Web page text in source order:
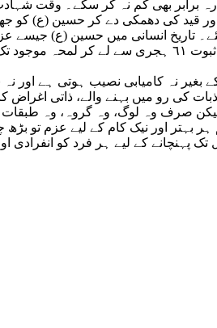
ذرہ برابر بھی کم نہ کر سکے۔ وقت
قید کی دھمکی دے کر حسین (ع) کو
تاریخ انسانی میں حسین (ع) جیسے
حسینی عزم کا ایک بڑا اور بیّن
بغیر نہ کامیابی نصیب ہوتی ہے اور
کی رو میں بہنے والے، ذاتی
صرف وہ لوگ، وہ گروہ، وہ طبقات
بہتر اور نیک کام کے لیے عزم تو
پہنچانے کے لیے ہر فرد کو انفرادی